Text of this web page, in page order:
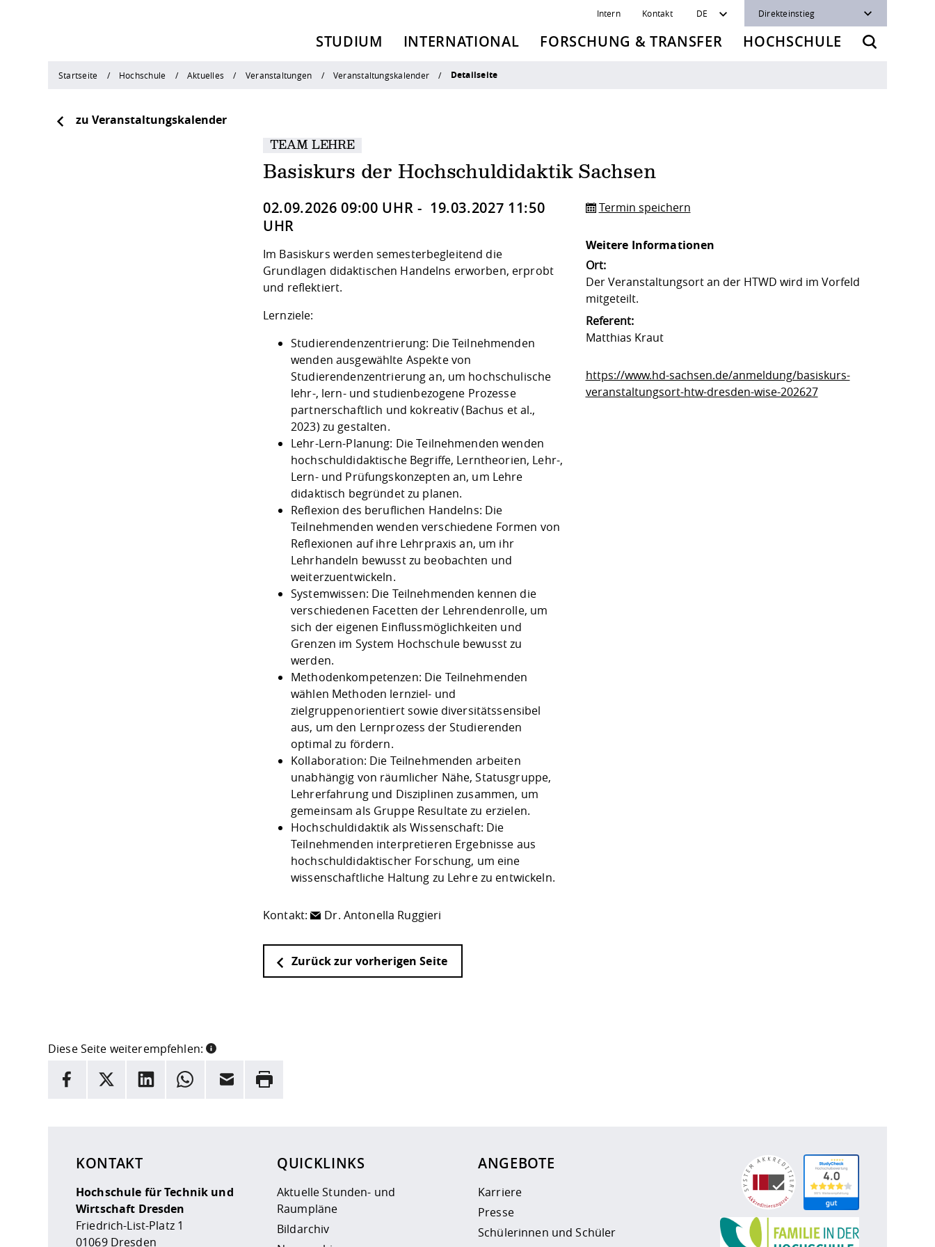
Intern Kontakt DE Direkteinstieg
STUDIUM INTERNATIONAL FORSCHUNG & TRANSFER HOCHSCHULE
Startseite Hochschule Aktuelles Veranstaltungen Veranstaltungskalender Detailseite
zu Veranstaltungskalender
TEAM LEHRE
Basiskurs der Hochschuldidaktik Sachsen
02.09.2026 09:00 UHR - 19.03.2027 11:50
UHR
Im Basiskurs werden semesterbegleitend die
Grundlagen didaktischen Handelns erworben, erprobt
und reflektiert.
Lernziele:
Studierendenzentrierung: Die Teilnehmenden
wenden ausgewählte Aspekte von
Studierendenzentrierung an, um hochschulische
lehr-, lern- und studienbezogene Prozesse
partnerschaftlich und kokreativ (Bachus et al.,
2023) zu gestalten.
Lehr-Lern-Planung: Die Teilnehmenden wenden
hochschuldidaktische Begriffe, Lerntheorien, Lehr-,
Lern- und Prüfungskonzepten an, um Lehre
didaktisch begründet zu planen.
Reflexion des beruflichen Handelns: Die
Teilnehmenden wenden verschiedene Formen von
Reflexionen auf ihre Lehrpraxis an, um ihr
Lehrhandeln bewusst zu beobachten und
weiterzuentwickeln.
Systemwissen: Die Teilnehmenden kennen die
verschiedenen Facetten der Lehrendenrolle, um
sich der eigenen Einflussmöglichkeiten und
Grenzen im System Hochschule bewusst zu
werden.
Methodenkompetenzen: Die Teilnehmenden
wählen Methoden lernziel- und
zielgruppenorientiert sowie diversitätssensibel
aus, um den Lernprozess der Studierenden
optimal zu fördern.
Kollaboration: Die Teilnehmenden arbeiten
unabhängig von räumlicher Nähe, Statusgruppe,
Lehrerfahrung und Disziplinen zusammen, um
gemeinsam als Gruppe Resultate zu erzielen.
Hochschuldidaktik als Wissenschaft: Die
Teilnehmenden interpretieren Ergebnisse aus
hochschuldidaktischer Forschung, um eine
wissenschaftliche Haltung zu Lehre zu entwickeln.
Kontakt: Dr. Antonella Ruggieri
Termin speichern
Weitere Informationen
Ort:
Der Veranstaltungsort an der HTWD wird im Vorfeld
mitgeteilt.
Referent:
Matthias Kraut
https://www.hd-sachsen.de/anmeldung/basiskurs-
veranstaltungsort-htw-dresden-wise-202627
Zurück zur vorherigen Seite
Diese Seite weiterempfehlen:
INFORMATION
Facebook
X LinkedInWhatsappE-Mail Drucken
KONTAKT
Hochschule für Technik und
Wirtschaft Dresden
Friedrich-List-Platz 1
01069 Dresden
QUICKLINKS
Aktuelle Stunden- und
Raumpläne
Bildarchiv
ANGEBOTE
Karriere
Presse
Schülerinnen und Schüler